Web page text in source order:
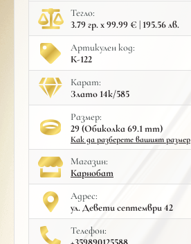
Тегло:
3.79 гр. x 99.99 € | 195.56 лв.
Артикулен код:
К-122
Карат:
Злато 14к/585
Размер:
29 (Обиколка 69.1 mm)
Как да разберете вашият размер
Mагазин:
Карнобат
Адрес:
ул. Девети септември 42
Телефон: